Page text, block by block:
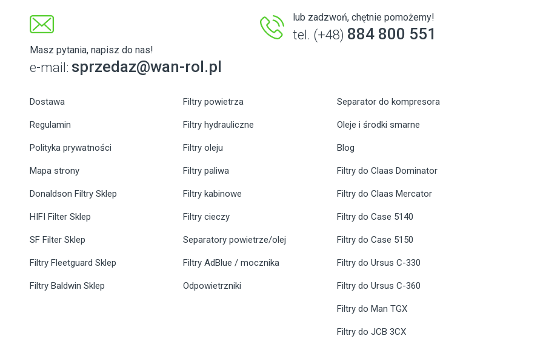
Masz pytania, napisz do nas!
e-mail: sprzedaz@wan-rol.pl
lub zadzwoń, chętnie pomożemy!
tel. (+48) 884 800 551
Dostawa
Regulamin
Polityka prywatności
Mapa strony
Donaldson Filtry Sklep
HIFI Filter Sklep
SF Filter Sklep
Filtry Fleetguard Sklep
Filtry Baldwin Sklep
Filtry powietrza
Filtry hydrauliczne
Filtry oleju
Filtry paliwa
Filtry kabinowe
Filtry cieczy
Separatory powietrze/olej
Filtry AdBlue / mocznika
Odpowietrzniki
Separator do kompresora
Oleje i środki smarne
Blog
Filtry do Claas Dominator
Filtry do Claas Mercator
Filtry do Case 5140
Filtry do Case 5150
Filtry do Ursus C-330
Filtry do Ursus C-360
Filtry do Man TGX
Filtry do JCB 3CX